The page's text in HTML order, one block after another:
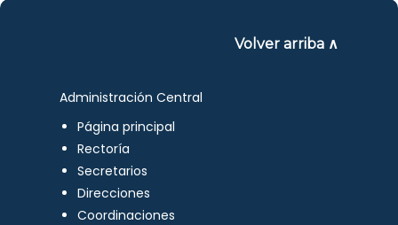
Volver arriba ∧
Administración Central
Página principal
Rectoría
Secretarios
Direcciones
Coordinaciones